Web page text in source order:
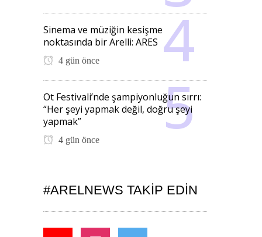
Sinema ve müziğin kesişme
noktasında bir Arelli: ARES
4 gün önce
Ot Festivali’nde şampiyonluğun sırrı:
“Her şeyi yapmak değil, doğru şeyi
yapmak”
4 gün önce
#ARELNEWS TAKIP EDIN